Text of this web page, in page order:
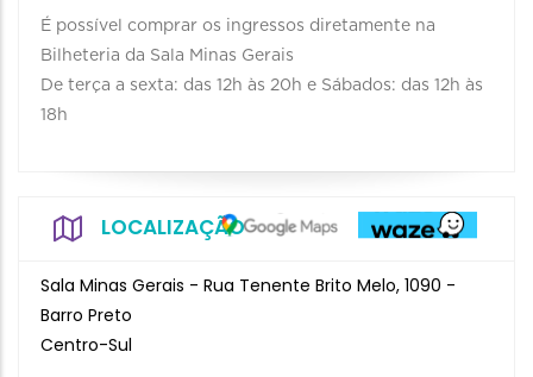
É possível comprar os ingressos diretamente na
Bilheteria da Sala Minas Gerais
De terça a sexta: das 12h às 20h e Sábados: das 12h às
18h
LOCALIZAÇÃO
Sala Minas Gerais - Rua Tenente Brito Melo, 1090 -
Barro Preto
Centro-Sul